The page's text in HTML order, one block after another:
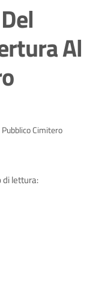
Al
Cimitero
di lettura: